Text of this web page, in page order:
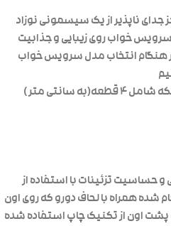
بان جز جدای ناپذیر از یک سیسمونی نوزاد
خواب روی زیبایی و جذابیت
هنگام انتخاب مدل سرویس خواب
سانتی متر )
و حساسیت تزئینات با استفاده از
شده همراه با لحاف دورو که روی اون
پشت اون از تکنیک چاپ استفاده شده